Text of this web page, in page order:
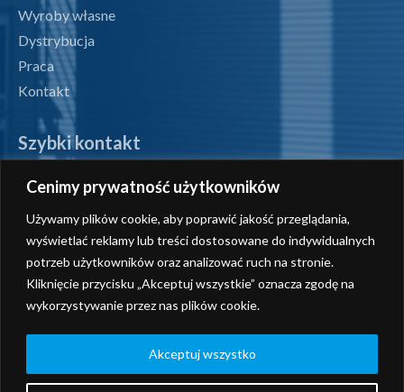
Cenimy prywatność użytkowników
Używamy plików cookie, aby poprawić jakość przeglądania,
wyświetlać reklamy lub treści dostosowane do indywidualnych
potrzeb użytkowników oraz analizować ruch na stronie.
Kliknięcie przycisku „Akceptuj wszystkie” oznacza zgodę na
wykorzystywanie przez nas plików cookie.
Akceptuj wszystko
Wyroby własne
Dystrybucja
Praca
Kontakt
Szybki kontakt
fax +48 71 327 08 00
office@radiotechnika.com.pl
Siedziba i oddziały